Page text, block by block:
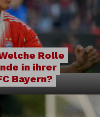
Rolle
in ihrer
Bayern?